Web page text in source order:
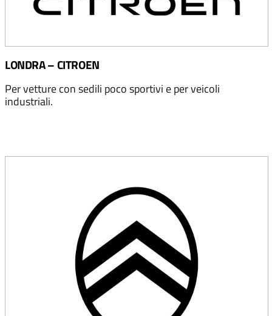
LONDRA – CITROEN
Per vetture con sedili poco sportivi e per veicoli
industriali.